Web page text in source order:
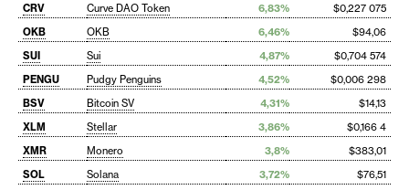
CRV
Curve DAO Token 6,83%
$0,227 075
OKB
OKB 6,46%
$94,06
SUI
Sui 4,87%
$0,704 574
PENGU
Pudgy Penguins 4,52%
$0,006 298
BSV
Bitcoin SV 4,31%
$14,13
XLM
Stellar 3,86%
$0,166 4
XMR
Monero 3,8%
$383,01
SOL
Solana 3,72%
$76,51